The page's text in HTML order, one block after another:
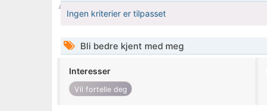
Ingen kriterier er tilpasset
Bli bedre kjent med meg
Interesser
Vil fortelle deg